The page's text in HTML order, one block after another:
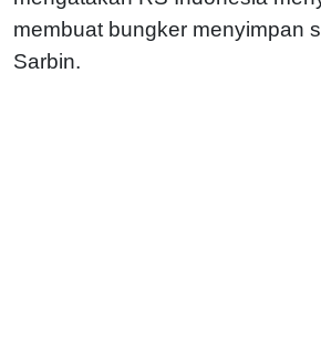
membuat bungker menyimpan
Sarbin.